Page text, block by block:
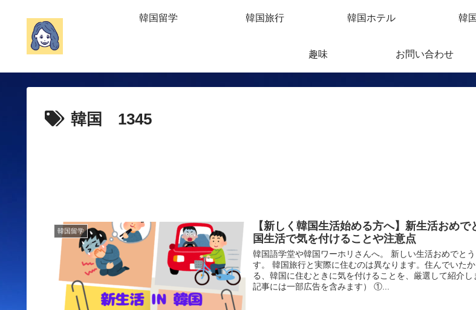
韓国留学 韓国旅行 韓国ホテル 韓
趣味 お問い合わせ
韓国 1345
韓国留学
【新しく韓国生活始める方へ】新生活おめで
国生活で気を付けることや注意点
韓国語学堂や韓国ワーホリさんへ。 新しい生活おめでと
す。 韓国旅行と実際に住むのは異なります。住んでいた
る、韓国に住むときに気を付けることを、厳選して紹介し
記事には一部広告を含みます） ①...